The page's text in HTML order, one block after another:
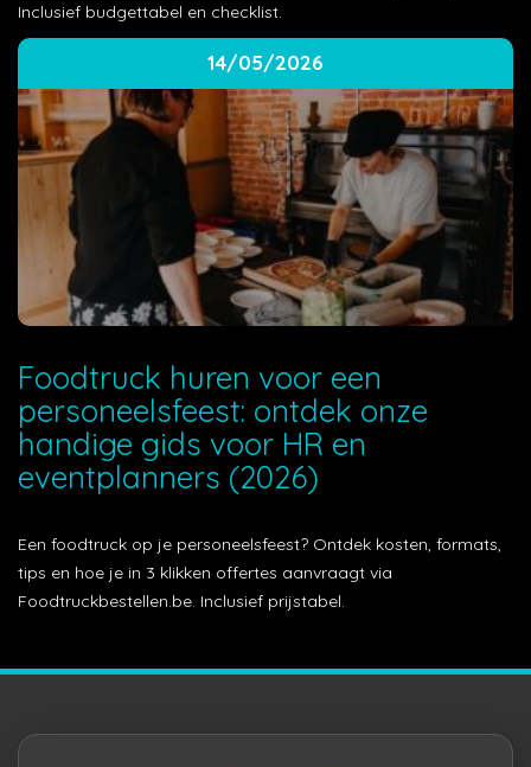
Inclusief budgettabel en checklist.
14/05/2026
Foodtruck huren voor een
personeelsfeest: ontdek onze
handige gids voor HR en
eventplanners (2026)
Een foodtruck op je personeelsfeest? Ontdek kosten, formats,
tips en hoe je in 3 klikken offertes aanvraagt via
Foodtruckbestellen.be. Inclusief prijstabel.